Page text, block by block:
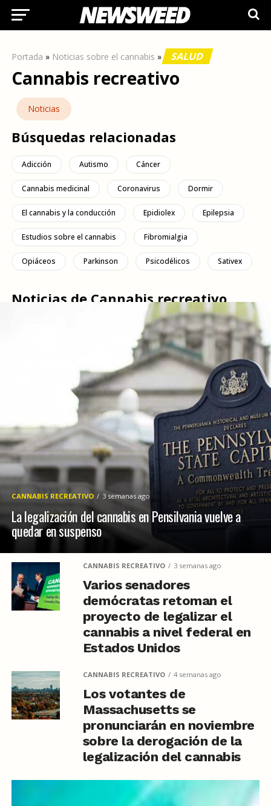
Portada » Noticias sobre el cannabis » SALUD
Cannabis recreativo
Noticias
Búsquedas relacionadas
Adicción Autismo Cáncer
Cannabis medicinal Coronavirus Dormir
El cannabis y la conducción Epidiolex Epilepsia
Estudios sobre el cannabis Fibromialgia
Opiáceos Parkinson Psicodélicos Sativex
Noticias de Cannabis recreativo
CANNABIS RECREATIVO 3 semanas ago
La legalización del cannabis en Pensilvania vuelve a
quedar en suspenso
CANNABIS RECREATIVO 3 semanas ago
Varios senadores
demócratas retoman el
proyecto de legalizar el
cannabis a nivel federal en
Estados Unidos
CANNABIS RECREATIVO 4 semanas ago
Los votantes de
Massachusetts se
pronunciarán en noviembre
sobre la derogación de la
legalización del cannabis